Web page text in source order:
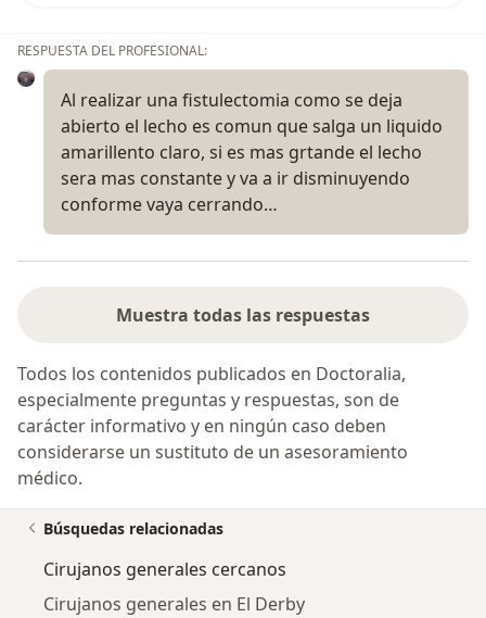
RESPUESTA DEL PROFESIONAL:
Al realizar una fistulectomia como se deja
abierto el lecho es comun que salga un liquido
amarillento claro, si es mas grtande el lecho
sera mas constante y va a ir disminuyendo
conforme vaya cerrando…
Muestra todas las respuestas
Todos los contenidos publicados en Doctoralia,
especialmente preguntas y respuestas, son de
carácter informativo y en ningún caso deben
considerarse un sustituto de un asesoramiento
médico.
Búsquedas relacionadas
Cirujanos generales cercanos
Cirujanos generales en El Derby